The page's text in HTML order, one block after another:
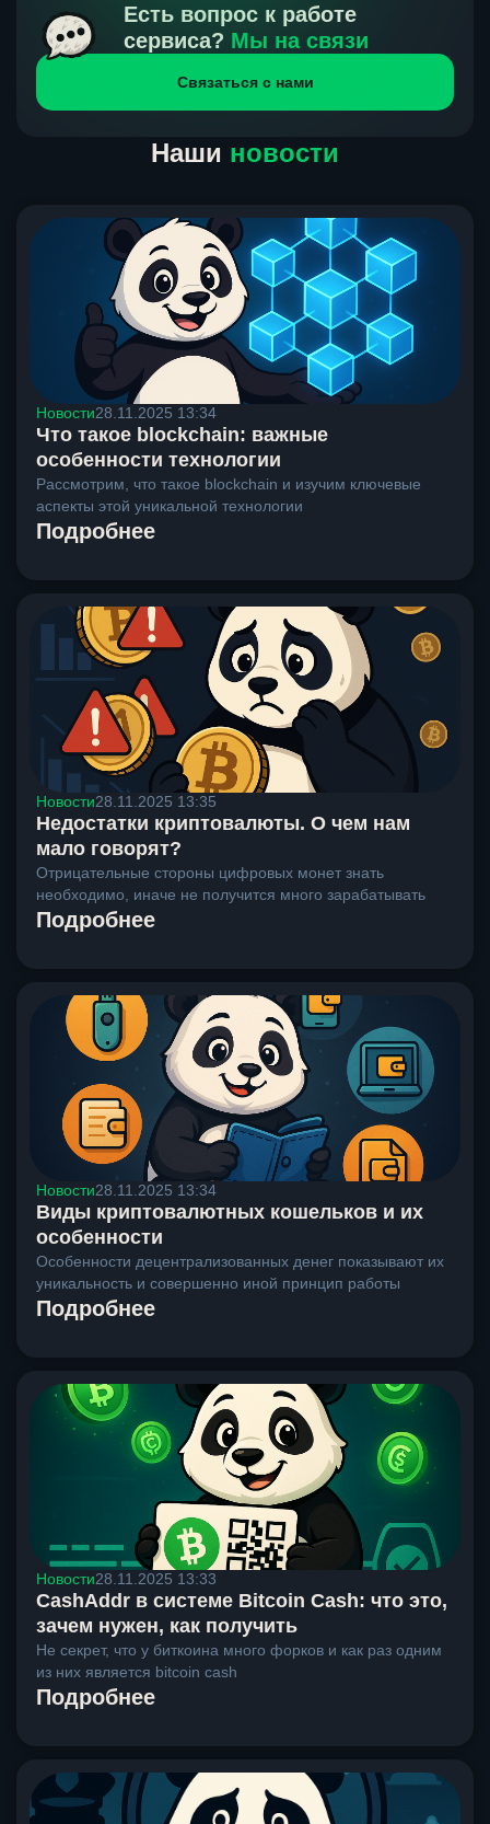
получения нами средств от тебя, а на другой части
направлений курс, указанный на сайте, является
окончательным. Если сомневаешься, напиши в онлайн-
чат на сайте, мы поможем разобраться.
Есть вопрос к работе
сервиса? Мы на связи
Связаться с нами
Наши новости
Новости28.11.2025 13:34
Что такое blockchain: важные
особенности технологии
Рассмотрим, что такое blockchain и изучим ключевые
аспекты этой уникальной технологии
Подробнее
Новости28.11.2025 13:35
Недостатки криптовалюты. О чем нам
мало говорят?
Отрицательные стороны цифровых монет знать
необходимо, иначе не получится много зарабатывать
Подробнее
Новости28.11.2025 13:34
Виды криптовалютных кошельков и их
особенности
Особенности децентрализованных денег показывают их
уникальность и совершенно иной принцип работы
Подробнее
Новости28.11.2025 13:33
CashAddr в системе Bitcoin Cash: что это,
зачем нужен, как получить
Не секрет, что у биткоина много форков и как раз одним
из них является bitcoin cash
Подробнее